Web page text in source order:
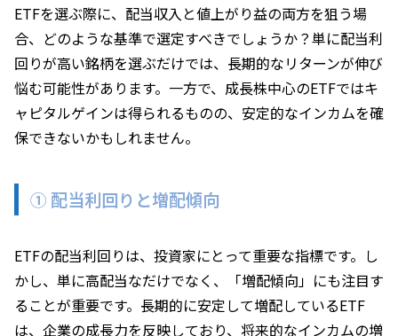
ETFを選ぶ際に、配当収入と値上がり益の両方を狙う場
合、どのような基準で選定すべきでしょうか？単に配当利
回りが高い銘柄を選ぶだけでは、長期的なリターンが伸び
悩む可能性があります。一方で、成長株中心のETFではキ
ャピタルゲインは得られるものの、安定的なインカムを確
保できないかもしれません。
① 配当利回りと増配傾向
ETFの配当利回りは、投資家にとって重要な指標です。し
かし、単に高配当なだけでなく、「増配傾向」にも注目す
ることが重要です。長期的に安定して増配しているETF
は、企業の成長力を反映しており、将来的なインカムの増